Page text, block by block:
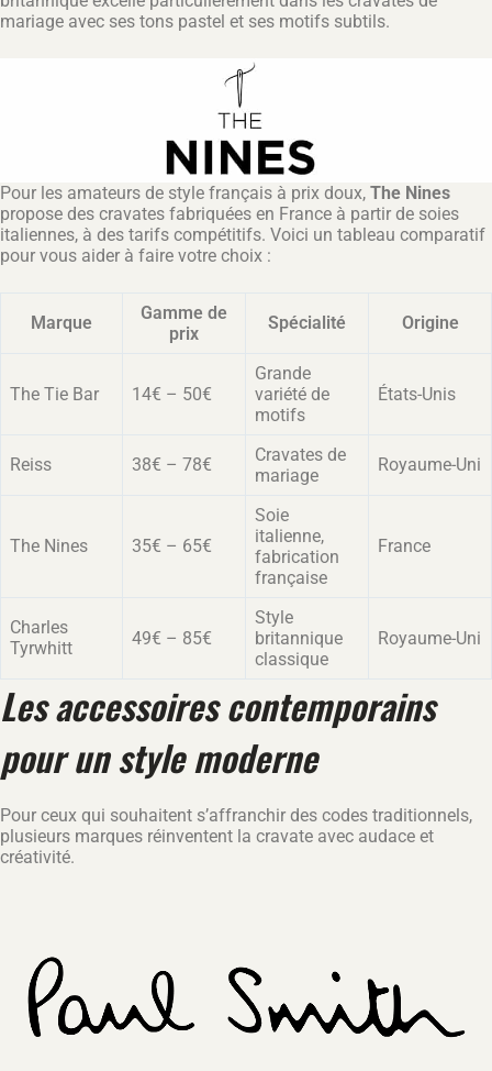
mariage avec ses tons pastel et ses motifs subtils.
Pour les amateurs de style français à prix doux, The Nines
propose des cravates fabriquées en France à partir de soies
italiennes, à des tarifs compétitifs. Voici un tableau comparatif
pour vous aider à faire votre choix :
Marque
Gamme de
prix
Spécialité Origine
The Tie Bar 14€ – 50€
Grande
variété de
motifs
États-Unis
Reiss 38€ – 78€
Cravates de
mariage
Royaume-Uni
The Nines 35€ – 65€
Soie
italienne,
fabrication
française
France
Charles
Tyrwhitt
49€ – 85€
Style
britannique
classique
Royaume-Uni
Les accessoires contemporains
pour un style moderne
Pour ceux qui souhaitent s’affranchir des codes traditionnels,
plusieurs marques réinventent la cravate avec audace et
créativité.